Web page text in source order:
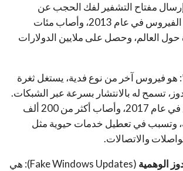
إرسال مفتاح التشفير لفك الحجب عن
الملفات. ظهر هذا الفيروس في عام 2013، وأصاب مئات
حول العالم، وحصل على ملايين الدولارات
هو فيروس آخر من نوع فدية، يستغل ثغرة
تسمح له بالانتشار بسرعة عبر الشبكات.
ظهر هذا الفيروس في عام 2017، وأصاب أكثر من 200 ألف
150 دولة، وتسبب في تعطيل خدمات حيوية مثل
والاتصالات.
الوهمية
(Fake Windows Updates): هي